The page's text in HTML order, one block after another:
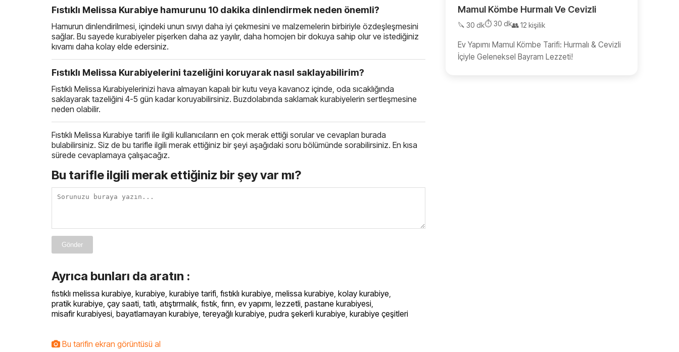
Fıstıklı Melissa Kurabiye hamurunu 10 dakika dinlendirmek neden önemli?
Hamurun dinlendirilmesi, içindeki unun sıvıyı daha iyi çekmesini ve malzemelerin birbiriyle özdeşleşmesini
sağlar. Bu sayede kurabiyeler pişerken daha az yayılır, daha homojen bir dokuya sahip olur ve istediğiniz
kıvamı daha kolay elde edersiniz.
Fıstıklı Melissa Kurabiyelerini tazeliğini koruyarak nasıl saklayabilirim?
Fıstıklı Melissa Kurabiyelerinizi hava almayan kapalı bir kutu veya kavanoz içinde, oda sıcaklığında
saklayarak tazeliğini 4-5 gün kadar koruyabilirsiniz. Buzdolabında saklamak kurabiyelerin sertleşmesine
neden olabilir.
Fıstıklı Melissa Kurabiye tarifi ile ilgili kullanıcıların en çok merak ettiği sorular ve cevapları burada
bulabilirsiniz. Siz de bu tarifle ilgili merak ettiğiniz bir şeyi aşağıdaki soru bölümünde sorabilirsiniz. En kısa
sürede cevaplamaya çalışacağız.
Bu tarifle ilgili merak ettiğiniz bir şey var mı?
Gönder
Ayrıca bunları da aratın :
fıstıklı melissa kurabiye, kurabiye, kurabiye tarifi, fıstıklı kurabiye, melissa kurabiye, kolay kurabiye,
pratik kurabiye, çay saati, tatlı, atıştırmalık, fıstık, fırın, ev yapımı, lezzetli, pastane kurabiyesi,
misafir kurabiyesi, bayatlamayan kurabiye, tereyağlı kurabiye, pudra şekerli kurabiye, kurabiye çeşitleri
Bu tarifin ekran görüntüsü al
Mamul Kömbe Hurmalı Ve Cevizli
🔪 30 dk⏱️ 30 dk👥 12 kişilik
Ev Yapımı Mamul Kömbe Tarifi: Hurmalı & Cevizli
İçiyle Geleneksel Bayram Lezzeti!